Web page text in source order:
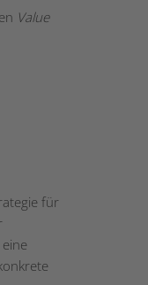
Value
für